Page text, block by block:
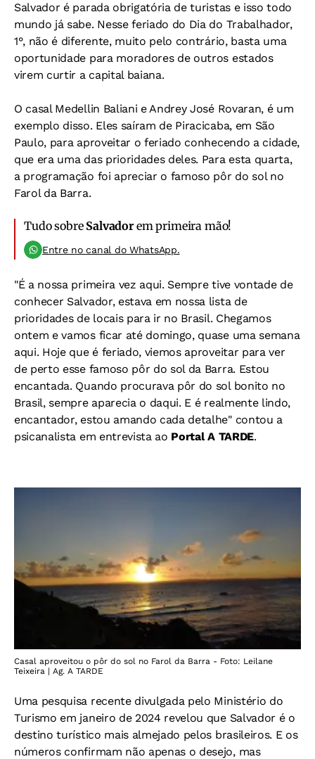
Salvador é parada obrigatória de turistas e isso todo
mundo já sabe. Nesse feriado do Dia do Trabalhador,
1°, não é diferente, muito pelo contrário, basta uma
oportunidade para moradores de outros estados
virem curtir a capital baiana.
O casal Medellin Baliani e Andrey José Rovaran, é um
exemplo disso. Eles saíram de Piracicaba, em São
Paulo, para aproveitar o feriado conhecendo a cidade,
que era uma das prioridades deles. Para esta quarta,
a programação foi apreciar o famoso pôr do sol no
Farol da Barra.
Tudo sobre Salvadorem primeira mão!
Entre no canal do WhatsApp.
"É a nossa primeira vez aqui. Sempre tive vontade de
conhecer Salvador, estava em nossa lista de
prioridades de locais para ir no Brasil. Chegamos
ontem e vamos ficar até domingo, quase uma semana
aqui. Hoje que é feriado, viemos aproveitar para ver
de perto esse famoso pôr do sol da Barra. Estou
encantada. Quando procurava pôr do sol bonito no
Brasil, sempre aparecia o daqui. E é realmente lindo,
encantador, estou amando cada detalhe" contou a
psicanalista em entrevista ao Portal A TARDE.
Casal aproveitou o pôr do sol no Farol da Barra - Foto: Leilane
Teixeira | Ag. A TARDE
Uma pesquisa recente divulgada pelo Ministério do
Turismo em janeiro de 2024 revelou que Salvador é o
destino turístico mais almejado pelos brasileiros. E os
números confirmam não apenas o desejo, mas